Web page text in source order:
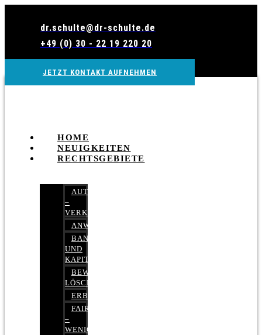
dr.schulte@dr-schulte.de
+49 (0) 30 - 22 19 220 20
JETZT KONTAKT AUFNEHMEN
HOME
NEUIGKEITEN
RECHTSGEBIETE
AUTOBETRUG
–
VERKEHRSRECHT
ANWALTSHAFTUNGSRECHT
BANK-
UND
KAPITALMARKTRECHT
BEWERTUNGEN
LÖSCHEN
ERBRECHT
FAIRMIETEN
–
WENIGER